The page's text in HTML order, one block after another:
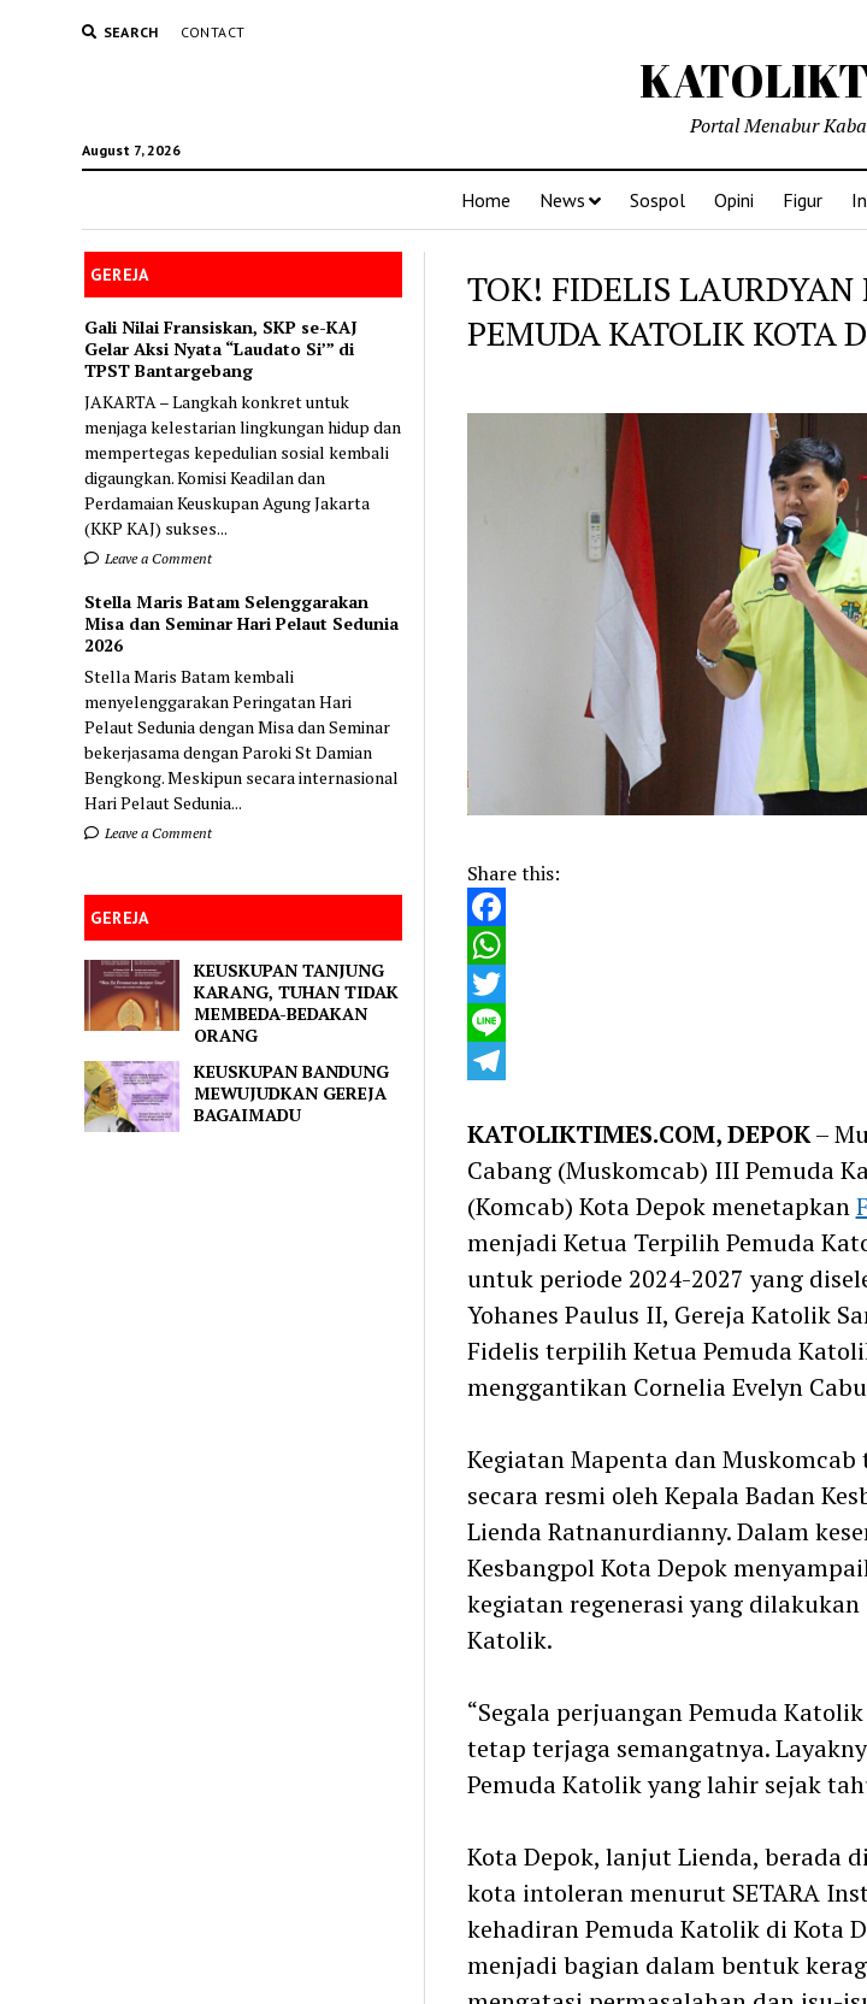
SEARCH CONTACT
August 7, 2026
Portal Menabur
Home News Sospol Opini Figur
GEREJA
Gali Nilai Fransiskan, SKP se-KAJ
Gelar Aksi Nyata “Laudato Si’” di
TPST Bantargebang
JAKARTA – Langkah konkret untuk
menjaga kelestarian lingkungan hidup dan
mempertegas kepedulian sosial kembali
digaungkan. Komisi Keadilan dan
Perdamaian Keuskupan Agung Jakarta
(KKP KAJ) sukses...
Leave a Comment
Stella Maris Batam Selenggarakan
Misa dan Seminar Hari Pelaut Sedunia
2026
Stella Maris Batam kembali
menyelenggarakan Peringatan Hari
Pelaut Sedunia dengan Misa dan Seminar
bekerjasama dengan Paroki St Damian
Bengkong. Meskipun secara internasional
Hari Pelaut Sedunia...
Leave a Comment
GEREJA
KEUSKUPAN TANJUNG
KARANG, TUHAN TIDAK
MEMBEDA-BEDAKAN
ORANG
KEUSKUPAN BANDUNG
MEWUJUDKAN GEREJA
BAGAIMADU
TOK! FIDELIS LAURDYAN
PEMUDA KATOLIK KOTA
Share this:
Facebook
WhatsApp
Twitter
Line
KATOLIKTIMES.COM, DEPOK–
Cabang (Muskomcab) III Pemuda
(Komcab) Kota Depok menetapkan
menjadi Ketua Terpilih Pemuda
untuk periode 2024-2027 yang
Yohanes Paulus II, Gereja Katolik
Fidelis terpilih Ketua Pemuda
menggantikan Cornelia Evelyn
Kegiatan Mapenta dan
secara resmi oleh Kepala Badan
Lienda Ratnanurdianny. Dalam
Kesbangpol Kota Depok
kegiatan regenerasi yang
Katolik.
“Segala perjuangan Pemuda
tetap terjaga semangatnya.
Pemuda Katolik yang lahir sejak
Kota Depok, lanjut Lienda, berada
kota intoleran menurut SETARA
kehadiran Pemuda Katolik di Kota
menjadi bagian dalam bentuk